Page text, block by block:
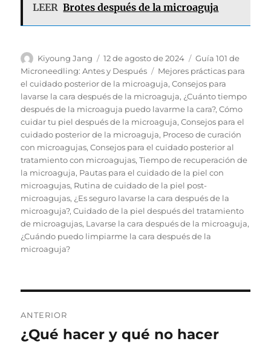
LEER Brotes después de la microaguja
Autor
Kiyoung Jang
Publicado
el
12 de agosto de 2024 Categorías
Guía 101 de
Microneedling: Antes y Después
Etiquetas
Mejores prácticas para
el cuidado posterior de la microaguja,Consejos para
lavarse la cara después de la microaguja, ¿Cuánto tiempo
después de la microaguja puedo lavarme la cara?,Cómo
cuidar tu piel después de la microaguja,Consejos para el
cuidado posterior de la microaguja, Proceso de curación
con microagujas,Consejos para el cuidado posterior al
tratamiento con microagujas,Tiempo de recuperación de
la microaguja, Pautas para el cuidado de la piel con
microagujas, Rutina de cuidado de la piel post-
microagujas, ¿Es seguro lavarse la cara después de la
microaguja?,Cuidado de la piel después del tratamiento
de microagujas, Lavarse la cara después de la microaguja,
¿Cuándo puedo limpiarme la cara después de la
microaguja?
de
ANTERIOR
Publicación
¿Qué hacer y qué no hacer